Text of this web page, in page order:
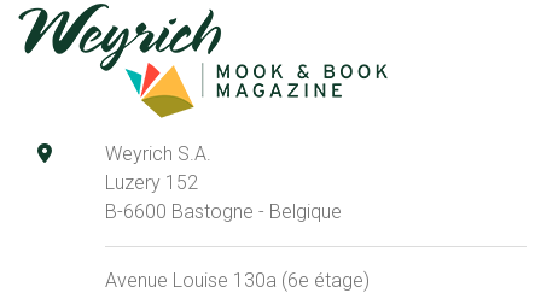
Weyrich S.A.
Luzery 152
B-6600 Bastogne - Belgique
Avenue Louise 130a (6e étage)